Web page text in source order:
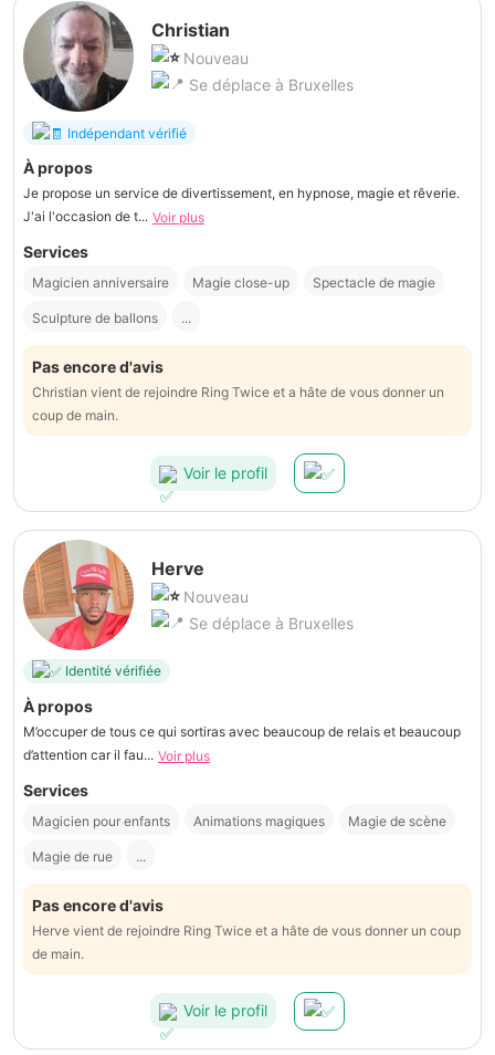
Christian
Nouveau
Se déplace à Bruxelles
Indépendant vérifié
À propos
Je propose un service de divertissement, en hypnose, magie et rêverie.
J'ai l'occasion de t... Voir plus
Services
Magicien anniversaire Magie close-up Spectacle de magie
Sculpture de ballons ...
Pas encore d'avis
Christian vient de rejoindre Ring Twice et a hâte de vous donner un
coup de main.
Voir le profil
Herve
Nouveau
Se déplace à Bruxelles
Identité vérifiée
À propos
M’occuper de tous ce qui sortiras avec beaucoup de relais et beaucoup
d’attention car il fau... Voir plus
Services
Magicien pour enfants Animations magiques Magie de scène
Magie de rue ...
Pas encore d'avis
Herve vient de rejoindre Ring Twice et a hâte de vous donner un coup
de main.
Voir le profil